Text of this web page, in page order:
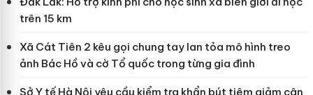
trên 15 km
Xã Cát Tiên 2 kêu gọi chung tay lan tỏa mô hình treo
ảnh Bác Hồ và cờ Tổ quốc trong từng gia đình
Sở Y tế Hà Nội yêu cầu kiểm tra khẩn bút tiêm giảm cân